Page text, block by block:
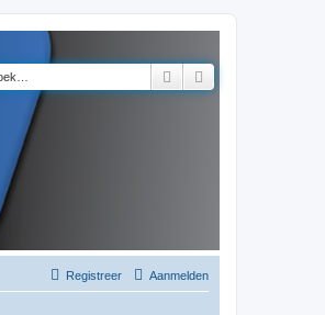
Zoek
Aanmelden
Registreer